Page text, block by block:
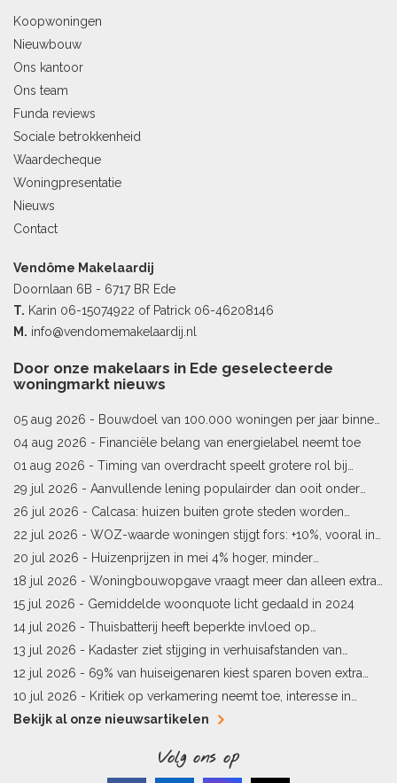
Koopwoningen
Nieuwbouw
Ons kantoor
Ons team
Funda reviews
Sociale betrokkenheid
Waardecheque
Woningpresentatie
Nieuws
Contact
Vendôme Makelaardij
Doornlaan 6B - 6717 BR Ede
T. Karin 06-15074922 of Patrick 06-46208146
M. info@vendomemakelaardij.nl
Door onze makelaars in Ede geselecteerde
woningmarkt nieuws
05 aug 2026 - Bouwdoel van 100.000 woningen per jaar binnen
bereik
04 aug 2026 - Financiële belang van energielabel neemt toe
01 aug 2026 - Timing van overdracht speelt grotere rol bij
woningprijs
29 jul 2026 - Aanvullende lening populairder dan ooit onder
starters
26 jul 2026 - Calcasa: huizen buiten grote steden worden
sneller meer waard
22 jul 2026 - WOZ-waarde woningen stijgt fors: +10%, vooral in
Limburg en Pekela
20 jul 2026 - Huizenprijzen in mei 4% hoger, minder
woningverkopen
18 jul 2026 - Woningbouwopgave vraagt meer dan alleen extra
vergunningen
15 jul 2026 - Gemiddelde woonquote licht gedaald in 2024
14 jul 2026 - Thuisbatterij heeft beperkte invloed op
energielabel
13 jul 2026 - Kadaster ziet stijging in verhuisafstanden van
kopers
12 jul 2026 - 69% van huiseigenaren kiest sparen boven extra
hypotheekaflossing
10 jul 2026 - Kritiek op verkamering neemt toe, interesse in
alternatieven stijgt
Bekijk al onze nieuwsartikelen
Volg ons op